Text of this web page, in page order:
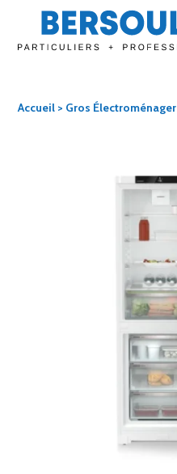
Accueil > Gros Électroménager